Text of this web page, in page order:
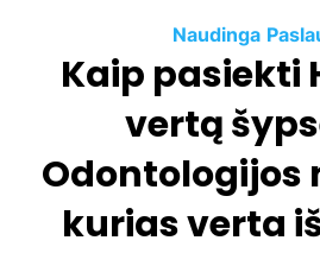
C
a
t
e
g
o
r
i
Naudinga
Kaip pasiekti
vertą
Odontologijos
kurias verta